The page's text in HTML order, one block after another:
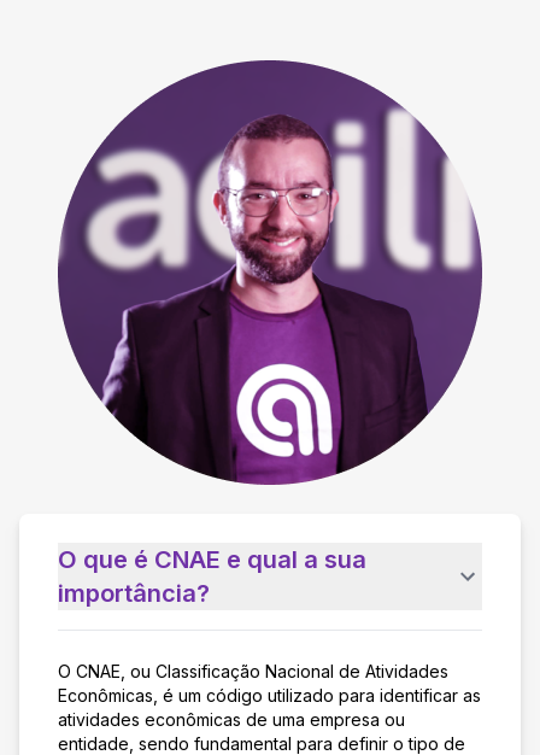
O que é CNAE e qual a sua
importância?
O CNAE, ou Classificação Nacional de Atividades
Econômicas, é um código utilizado para identificar as
atividades econômicas de uma empresa ou
entidade, sendo fundamental para definir o tipo de